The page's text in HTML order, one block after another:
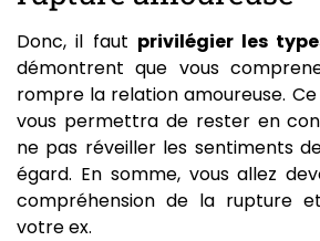
Donc, il faut privilégier les
démontrent que vous
rompre la relation amoureuse.
vous permettra de rester en
ne pas réveiller les sentiments
égard. En somme, vous allez
compréhension de la rupture
votre ex.